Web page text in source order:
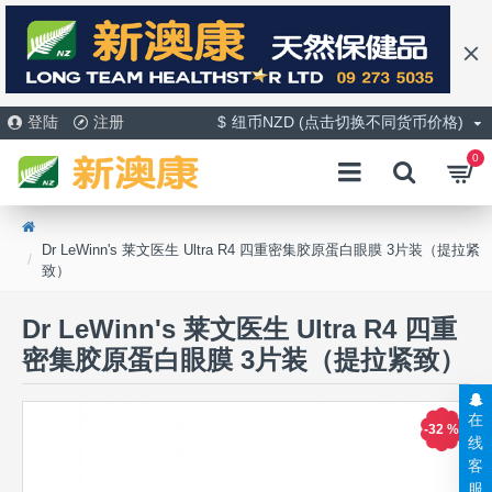
登陆 注册 $ 纽币NZD (点击切换不同货币价格)
0
Dr LeWinn's 莱文医生 Ultra R4 四重密集胶原蛋白眼膜 3片装（提拉紧
致）
Dr LeWinn's 莱文医生 Ultra R4 四重
密集胶原蛋白眼膜 3片装（提拉紧致）
-32 % 在
线
客